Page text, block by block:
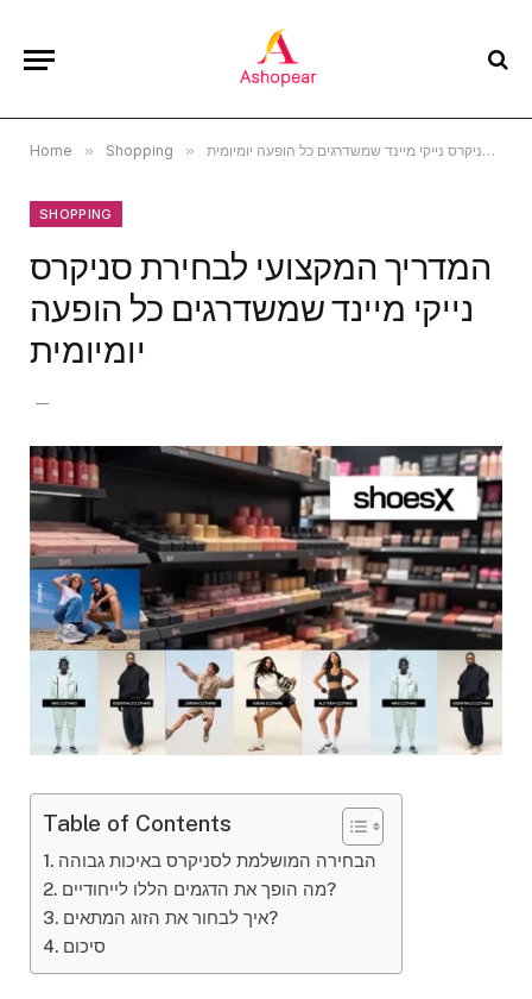
Home » Shopping » המדריך המקצועי לבחירת סניקרס נייקי מיינד שמשדרגים כל הופעה יומיומית
SHOPPING
המדריך המקצועי לבחירת סניקרס
נייקי מיינד שמשדרגים כל הופעה
יומיומית
Table of Contents
הבחירה המושלמת לסניקרס באיכות גבוהה
מה הופך את הדגמים הללו לייחודיים?
איך לבחור את הזוג המתאים?
סיכום